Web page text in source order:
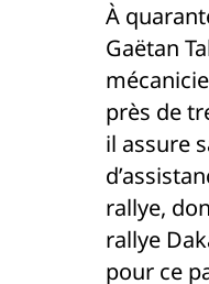
À
Gaëtan
près de
il assure
rallye,
rallye
pour ce